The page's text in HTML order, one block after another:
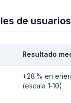
de
Resultado
+28 % en
(escala 1‑10)